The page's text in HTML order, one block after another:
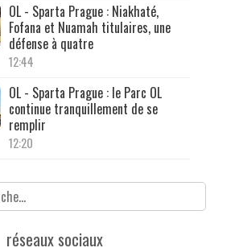
OL - Sparta Prague : Niakhaté,
Fofana et Nuamah titulaires, une
défense à quatre
12:44
OL - Sparta Prague : le Parc OL
continue tranquillement de se
remplir
12:20
réseaux sociaux